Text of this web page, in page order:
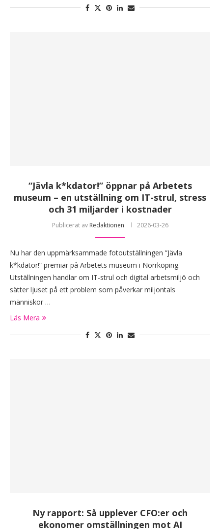
“Jävla k*kdator!” öppnar på Arbetets
museum – en utställning om IT-strul, stress
och 31 miljarder i kostnader
Publicerat av Redaktionen 2026-03-26
Nu har den uppmärksammade fotoutställningen ”Jävla
k*kdator!” premiär på Arbetets museum i Norrköping.
Utställningen handlar om IT-strul och digital arbetsmiljö och
sätter ljuset på ett problem som påverkar miljontals
människor …
Läs Mera
Ny rapport: Så upplever CFO:er och
ekonomer omställningen mot AI